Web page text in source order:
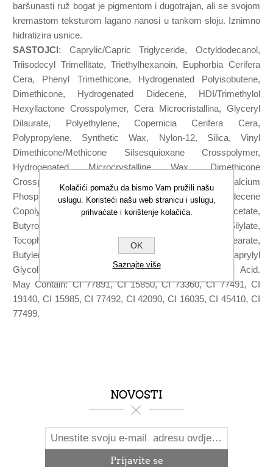
baršunasti ruž bogat je pigmentom i dugotrajan, ali se svojom
kremastom teksturom lagano nanosi u tankom sloju. Iznimno
hidratizira usnice.
SASTOJCI: Caprylic/Capric Triglyceride, Octyldodecanol,
Triisodecyl Trimellitate, Triethylhexanoin, Euphorbia Cerifera
Cera, Phenyl Trimethicone, Hydrogenated Polyisobutene,
Dimethicone, Hydrogenated Didecene, HDI/Trimethylol
Hexyllactone Crosspolymer, Cera Microcristallina, Glyceryl
Dilaurate, Polyethylene, Copernicia Cerifera Cera,
Polypropylene, Synthetic Wax, Nylon-12, Silica, Vinyl
Dimethicone/Methicone Silsesquioxane Crosspolymer,
Hydrogenated Microcrystalline Wax, Dimethicone
Crosspolymer, Ethylhexyl Methoxycinnamate, Dicalcium
Phosphate Dihydrate, Ethylhexyl Palmitate, VP/Hexadecene
Copolymer, Aroma, Sorbic Acid, Tocopheryl Acetate,
Butyrospermum Parkii Butter, Silica Dimethyl Silylate,
Tocopherol, Lecithin, Ascorbyl Palmitate, Glyceryl Stearate,
Butylene Glycol, Glyceryl Oleate, Phenoxyethanol, Caprylyl
Glycol, Sodium Hyaluronate, Hexylene Glycol, Citric Acid.
May Contain: CI 77891, CI 15850, CI 73360, CI 77491, CI
19140, CI 15985, CI 77492, CI 42090, CI 16035, CI 45410, CI
77499.
NOVOSTI
Kolačići pomažu da bismo Vam pružili našu
uslugu. Koristeći našu web stranicu i uslugu,
prihvaćate i korištenje kolačića.
OK
Saznajte više